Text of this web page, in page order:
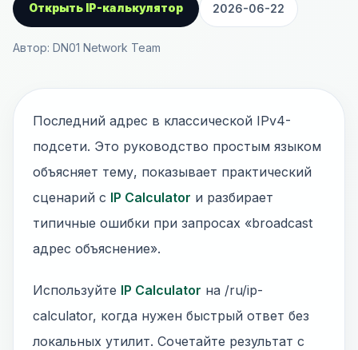
Открыть IP-калькулятор 2026-06-22
Автор: DN01 Network Team
Последний адрес в классической IPv4-
подсети. Это руководство простым языком
объясняет тему, показывает практический
сценарий с IP Calculator и разбирает
типичные ошибки при запросах «broadcast
адрес объяснение».
Используйте IP Calculator на /ru/ip-
calculator, когда нужен быстрый ответ без
локальных утилит. Сочетайте результат с